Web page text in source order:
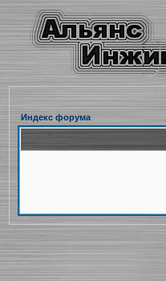
Индекс форума